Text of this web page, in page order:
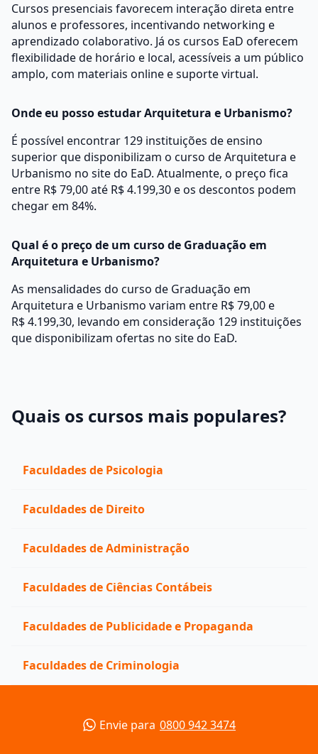
Cursos presenciais favorecem interação direta entre
alunos e professores, incentivando networking e
aprendizado colaborativo. Já os cursos EaD oferecem
flexibilidade de horário e local, acessíveis a um público
amplo, com materiais online e suporte virtual.
Onde eu posso estudar Arquitetura e Urbanismo?
É possível encontrar 129 instituições de ensino
superior que disponibilizam o curso de Arquitetura e
Urbanismo no site do EaD. Atualmente, o preço fica
entre R$ 79,00 até R$ 4.199,30 e os descontos podem
chegar em 84%.
Qual é o preço de um curso de Graduação em
Arquitetura e Urbanismo?
As mensalidades do curso de Graduação em
Arquitetura e Urbanismo variam entre R$ 79,00 e
R$ 4.199,30, levando em consideração 129 instituições
que disponibilizam ofertas no site do EaD.
Quais os cursos mais populares?
Faculdades de Psicologia
Faculdades de Direito
Faculdades de Administração
Faculdades de Ciências Contábeis
Faculdades de Publicidade e Propaganda
Faculdades de Criminologia
Envie para 0800 942 3474